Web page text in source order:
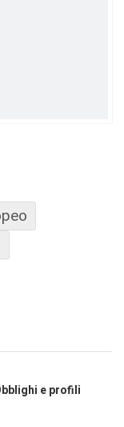
e profili